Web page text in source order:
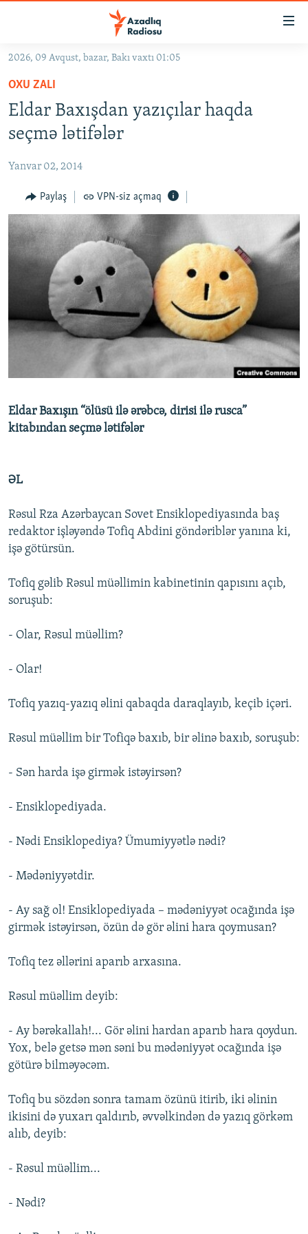
Əsas
qayıt
Əsas
naviqasiyaya
qayıt
#İZAHLA
KORRUPSIOMETR
#ƏSLINDƏ
FƏRQƏ BAX
QANUNI DOĞRU
ARAŞDIRMA
MULTIMEDIA
FOTOQALEREYA
İNFOQRAFIKA
RADIO ARXIV
OXU ZALI
AZƏRBAYCAN ƏDƏBIYYATI KITABXANASI
İSLAM VƏ DEMOKRATIYA
İZ - MƏDƏNIYYƏT PROQRAMI
HAQQIMIZDA
MISSIYAMIZ
PEŞƏ ETIKASI VƏ JURNALISTIKA STANDARTLARIMIZ
MATERIALLARIMIZDAN ISTIFADƏ
BIZIMLƏ ƏLAQƏ
BIZI IZLƏ
2026, 09 Avqust, bazar, Bakı vaxtı 01:05
OXU ZALI
Eldar Baxışdan yazıçılar haqda
seçmə lətifələr
Yanvar 02, 2014
Paylaş VPN-siz açmaq
Eldar Baxışın “ölüsü ilə ərəbcə, dirisi ilə rusca”
kitabından seçmə lətifələr
ƏL
Rəsul Rza Azərbaycan Sovet Ensiklopediyasında baş
redaktor işləyəndə Tofiq Abdini göndəriblər yanına ki,
işə götürsün.
Tofiq gəlib Rəsul müəllimin kabinetinin qapısını açıb,
soruşub:
- Olar, Rəsul müəllim?
- Olar!
Tofiq yazıq-yazıq əlini qabaqda daraqlayıb, keçib içəri.
Rəsul müəllim bir Tofiqə baxıb, bir əlinə baxıb, soruşub:
- Sən harda işə girmək istəyirsən?
- Ensiklopediyada.
- Nədi Ensiklopediya? Ümumiyyətlə nədi?
- Mədəniyyətdir.
- Ay sağ ol! Ensiklopediyada – mədəniyyət ocağında işə
girmək istəyirsən, özün də gör əlini hara qoymusan?
Tofiq tez əllərini aparıb arxasına.
Rəsul müəllim deyib:
- Ay bərəkallah!... Gör əlini hardan aparıb hara qoydun.
Yox, belə getsə mən səni bu mədəniyyət ocağında işə
götürə bilməyəcəm.
Tofiq bu sözdən sonra tamam özünü itirib, iki əlinin
ikisini də yuxarı qaldırıb, əvvəlkindən də yazıq görkəm
alıb, deyib:
- Rəsul müəllim...
- Nədi?